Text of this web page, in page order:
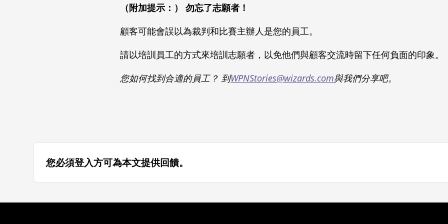
（附加提示：） 勿忘了志願者！
顧客可能會誤以為裁判和比賽主辦人是您的員工。
請以培訓員工的方式來培訓志願者，以免他們與顧客交流時留下任何負面的印象。
您如何找到合適的員工？ 到WPNStories@wizards.com與我們分享吧。
您必須登入方可為本文提供回饋。